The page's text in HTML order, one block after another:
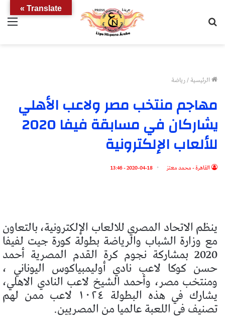
الرئيسية/رياضة
مهاجم منتخب مصر ولاعب الأهلي
يشاركان في مسابقة فيفا 2020
للألعاب الإلكترونية
القاهرة - محمد معتز 2020-04-18 - 13:46
ينظم الاتحاد المصري للالعاب الإلكترونية، بالتعاون
مع وزارة الشباب والرياضة بطولة كورة جيت لفيفا
2020 بمشاركة نجوم كرة القدم المصرية أحمد
حسن كوكا لاعب نادي أوليمبياكوس اليوناني ،
ومنتخب مصر، وأحمد الشيخ لاعب النادي الاهلي،
يشارك في هذه البطولة ١٠٢٤ لاعب ممن لهم
تصنيف فى اللعبة عالميا من المصريين.
Translate »